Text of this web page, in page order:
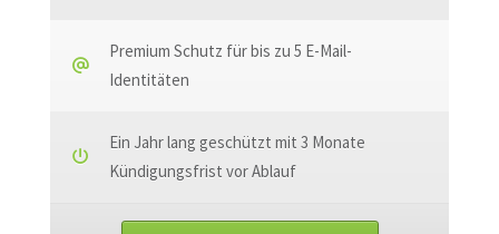
Premium Schutz für bis zu 5 E-Mail-
Identitäten
Ein Jahr lang geschützt mit 3 Monate
Kündigungsfrist vor Ablauf